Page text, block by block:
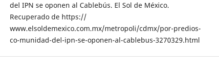
del IPN se oponen al Cablebús. El Sol de México.
Recuperado de https://
www.elsoldemexico.com.mx/metropoli/cdmx/por-predios-
co-munidad-del-ipn-se-oponen-al-cablebus-3270329.html